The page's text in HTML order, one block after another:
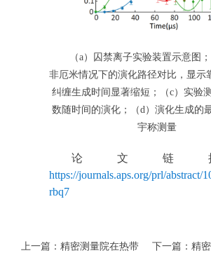
（a）囚禁离子实验装置示意图
非厄米情况下的演化路径对比，显示
纠缠生成时间显著缩短；（c）实验
数随时间的演化；（d）演化生成的
宇称测量
论文链
https://journals.aps.org/prl/abstract/
rbq7
上一篇：精密测量院在热带
下一篇：精